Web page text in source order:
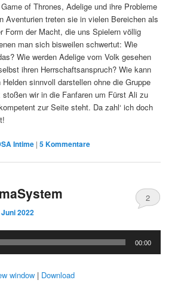
of Thrones, Adelige und ihre Probleme
Aventurien treten sie in vielen Bereichen als
Form der Macht, die uns Spielern völlig
man sich bisweilen schwertut: Wie
Wie werden Adelige vom Volk gesehen
ihren Herrschaftsanspruch? Wie kann
Helden sinnvoll darstellen ohne die Gruppe
wir in die Fanfaren um Fürst Ali zu
zur Seite steht. Da zahl‘ ich doch
Intime |5Kommentare
2022
2
00:00
window | Download